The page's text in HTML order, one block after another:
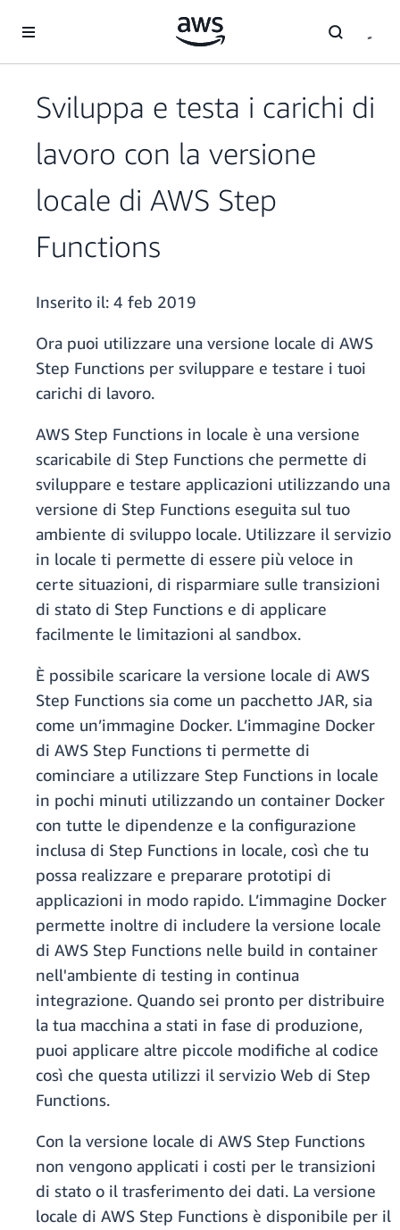
Sviluppa e testa i carichi di
lavoro con la versione
locale di AWS Step
Functions
Inserito il: 4 feb 2019
Ora puoi utilizzare una versione locale di AWS
Step Functions per sviluppare e testare i tuoi
carichi di lavoro.
AWS Step Functions in locale è una versione
scaricabile di Step Functions che permette di
sviluppare e testare applicazioni utilizzando una
versione di Step Functions eseguita sul tuo
ambiente di sviluppo locale. Utilizzare il servizio
in locale ti permette di essere più veloce in
certe situazioni, di risparmiare sulle transizioni
di stato di Step Functions e di applicare
facilmente le limitazioni al sandbox.
È possibile scaricare la versione locale di AWS
Step Functions sia come un pacchetto JAR, sia
come un’immagine Docker. L’immagine Docker
di AWS Step Functions ti permette di
cominciare a utilizzare Step Functions in locale
in pochi minuti utilizzando un container Docker
con tutte le dipendenze e la configurazione
inclusa di Step Functions in locale, così che tu
possa realizzare e preparare prototipi di
applicazioni in modo rapido. L’immagine Docker
permette inoltre di includere la versione locale
di AWS Step Functions nelle build in container
nell'ambiente di testing in continua
integrazione. Quando sei pronto per distribuire
la tua macchina a stati in fase di produzione,
puoi applicare altre piccole modifiche al codice
così che questa utilizzi il servizio Web di Step
Functions.
Con la versione locale di AWS Step Functions
non vengono applicati i costi per le transizioni
di stato o il trasferimento dei dati. La versione
locale di AWS Step Functions è disponibile per il